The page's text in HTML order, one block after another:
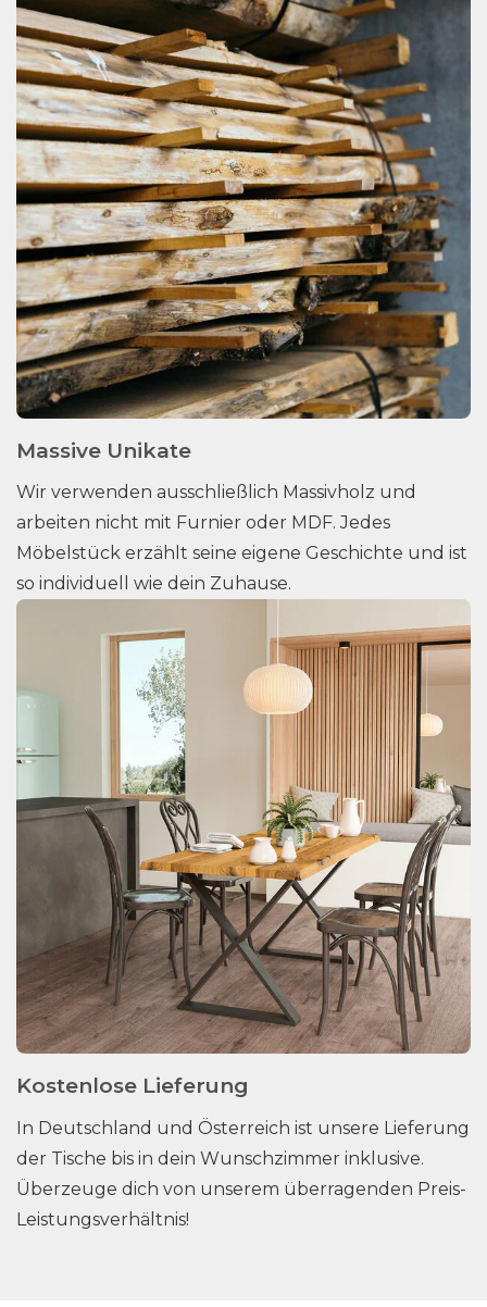
Massive Unikate
Wir verwenden ausschließlich Massivholz und
arbeiten nicht mit Furnier oder MDF. Jedes
Möbelstück erzählt seine eigene Geschichte und ist
so individuell wie dein Zuhause.
Kostenlose Lieferung
In Deutschland und Österreich ist unsere Lieferung
der Tische bis in dein Wunschzimmer inklusive.
Überzeuge dich von unserem überragenden Preis-
Leistungsverhältnis!